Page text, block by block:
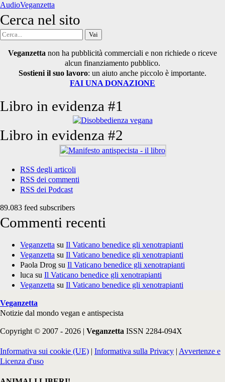
AudioVeganzetta
Cerca nel sito
Cerca
Veganzetta non ha pubblicità commerciali e non richiede o riceve
alcun finanziamento pubblico.
Sostieni il suo lavoro: un aiuto anche piccolo è importante.
FAI UNA DONAZIONE
Libro in evidenza #1
Libro in evidenza #2
RSS degli articoli
RSS dei commenti
RSS dei Podcast
89.083 feed subscribers
Commenti recenti
Veganzetta su Il Vaticano benedice gli xenotrapianti
Veganzetta su Il Vaticano benedice gli xenotrapianti
Paola Drog su Il Vaticano benedice gli xenotrapianti
luca su Il Vaticano benedice gli xenotrapianti
Veganzetta su Il Vaticano benedice gli xenotrapianti
Veganzetta
Notizie dal mondo vegan e antispecista
Copyright © 2007 - 2026 | Veganzetta ISSN 2284-094X
Informativa sui cookie (UE) | Informativa sulla Privacy | Avvertenze e
Licenza d'uso